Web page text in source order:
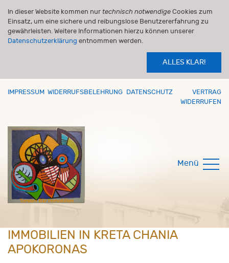
In dieser Website kommen nur technisch notwendige Cookies zum
Einsatz, um eine sichere und reibungslose Benutzererfahrung zu
gewährleisten. Weitere Informationen hierzu können unserer
Datenschutzerklärung entnommen werden.
ALLES KLAR!
IMPRESSUM WIDERRUFSBELEHRUNG DATENSCHUTZ
VERTRAG
WIDERRUFEN
Menü
IMMOBILIEN IN KRETA CHANIA
APOKORONAS